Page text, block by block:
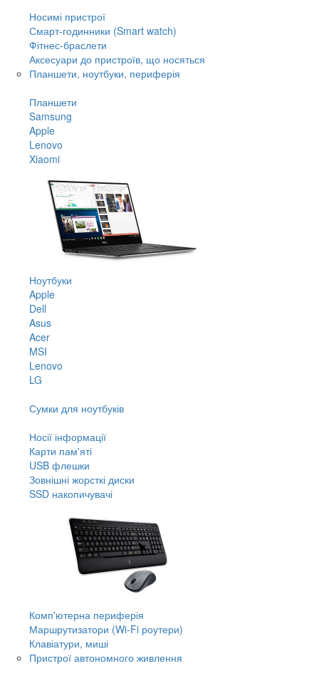
Носимі пристрої
Смарт-годинники (Smart watch)
Фітнес-браслети
Аксесуари до пристроїв, що носяться
Планшети, ноутбуки, периферія
Планшети
Samsung
Apple
Lenovo
Xiaomi
Ноутбуки
Apple
Dell
Asus
Acer
MSI
Lenovo
LG
Сумки для ноутбуків
Носії інформації
Карти пам'яті
USB флешки
Зовнішні жорсткі диски
SSD накопичувачі
Комп'ютерна периферія
Маршрутизатори (Wi-Fi роутери)
Клавіатури, миші
Пристрої автономного живлення